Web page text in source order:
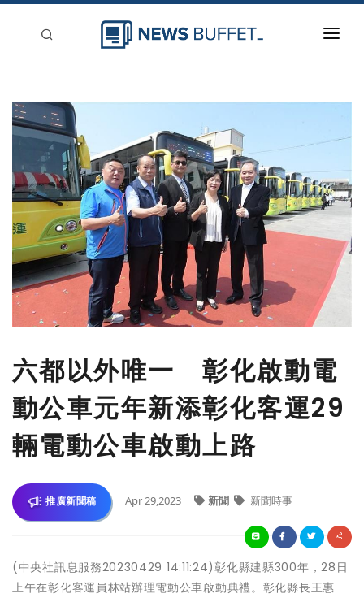
新聞稿分類
登入
刊登
六都以外唯一 彰化啟動電
動公車元年新添彰化客運29
輛電動公車啟動上路
推廣新聞稿 Apr 29,2023 新聞 新聞時事
(中央社訊息服務20230429 14:11:24)彰化縣建縣300年，28日
上午在彰化客運員林站辦理電動公車啟動典禮。彰化縣長王惠